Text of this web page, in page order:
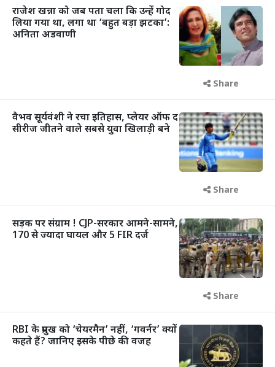
राजेश खन्ना को जब पता चला कि उन्हें गोद
लिया गया था, लगा था ‘बहुत बड़ा झटका’:
अनिता अडवाणी
Share
वैभव सूर्यवंशी ने रचा इतिहास, प्लेयर ऑफ द
सीरीज जीतने वाले सबसे युवा खिलाड़ी बने
Share
सड़क पर संग्राम ! CJP-सरकार आमने-सामने,
170 से ज्यादा घायल और 5 FIR दर्ज
Share
RBI के प्रमुख को ‘चेयरमैन’ नहीं, ‘गवर्नर’ क्यों
कहते हैं? जानिए इसके पीछे की वजह